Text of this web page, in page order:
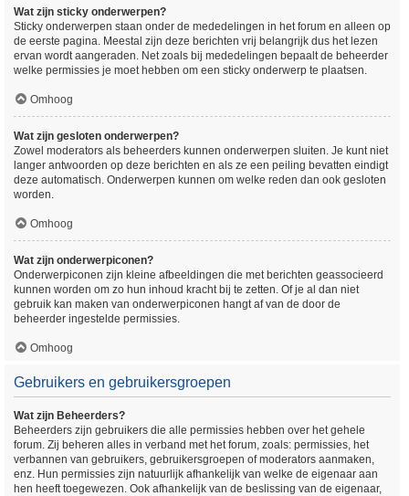
Wat zijn sticky onderwerpen?
Sticky onderwerpen staan onder de mededelingen in het forum en alleen op
de eerste pagina. Meestal zijn deze berichten vrij belangrijk dus het lezen
ervan wordt aangeraden. Net zoals bij mededelingen bepaalt de beheerder
welke permissies je moet hebben om een sticky onderwerp te plaatsen.
Omhoog
Wat zijn gesloten onderwerpen?
Zowel moderators als beheerders kunnen onderwerpen sluiten. Je kunt niet
langer antwoorden op deze berichten en als ze een peiling bevatten eindigt
deze automatisch. Onderwerpen kunnen om welke reden dan ook gesloten
worden.
Omhoog
Wat zijn onderwerpiconen?
Onderwerpiconen zijn kleine afbeeldingen die met berichten geassocieerd
kunnen worden om zo hun inhoud kracht bij te zetten. Of je al dan niet
gebruik kan maken van onderwerpiconen hangt af van de door de
beheerder ingestelde permissies.
Omhoog
Gebruikers en gebruikersgroepen
Wat zijn Beheerders?
Beheerders zijn gebruikers die alle permissies hebben over het gehele
forum. Zij beheren alles in verband met het forum, zoals: permissies, het
verbannen van gebruikers, gebruikersgroepen of moderators aanmaken,
enz. Hun permissies zijn natuurlijk afhankelijk van welke de eigenaar aan
hen heeft toegewezen. Ook afhankelijk van de beslissing van de eigenaar,